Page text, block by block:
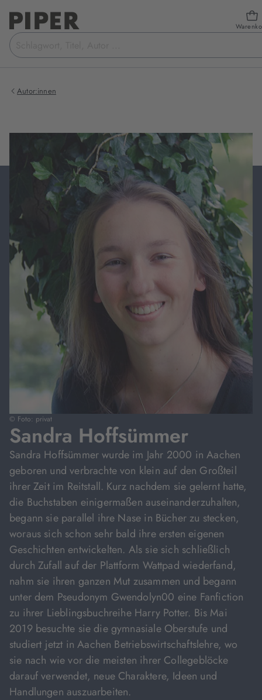
Suchbegriff
eingeben
Autor:innen
© Foto: privat
Sandra Hoffsümmer
Sandra Hoffsümmer wurde im Jahr 2000 in Aachen
geboren und verbrachte von klein auf den Großteil
ihrer Zeit im Reitstall. Kurz nachdem sie gelernt hatte,
die Buchstaben einigermaßen auseinanderzuhalten,
begann sie parallel ihre Nase in Bücher zu stecken,
woraus sich schon sehr bald ihre ersten eigenen
Geschichten entwickelten. Als sie sich schließlich
durch Zufall auf der Plattform Wattpad wiederfand,
nahm sie ihren ganzen Mut zusammen und begann
unter dem Pseudonym Gwendolyn00 eine Fanfiction
zu ihrer Lieblingsbuchreihe Harry Potter. Bis Mai
2019 besuchte sie die gymnasiale Oberstufe und
studiert jetzt in Aachen Betriebswirtschaftslehre, wo
sie nach wie vor die meisten ihrer Collegeblöcke
darauf verwendet, neue Charaktere, Ideen und
Handlungen auszuarbeiten.